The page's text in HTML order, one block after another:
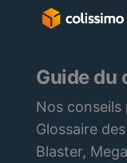
Guide du
Nos
Glossaire
Blaster,